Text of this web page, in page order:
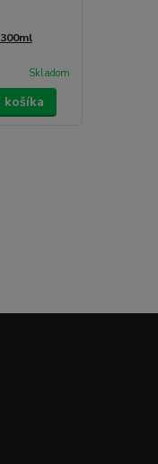
Skladom
košíka